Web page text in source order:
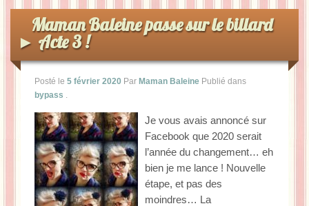
La Baleine se pomponne !
Ma période Weight Watchers
Maman Baleine passe sur le billard
► Acte 3 !
Posté le 5 février 2020 Par Maman Baleine Publié dans
bypass .
Je vous avais annoncé sur
Facebook que 2020 serait
l’année du changement… eh
bien je me lance ! Nouvelle
étape, et pas des
moindres… La